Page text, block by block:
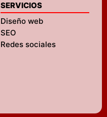
SERVICIOS
Diseño web
SEO
Redes sociales